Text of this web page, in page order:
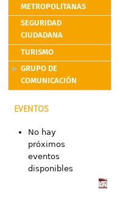
METROPOLITANAS
SEGURIDAD
CIUDADANA
TURISMO
GRUPO DE
COMUNICACIÓN
EVENTOS
No hay
próximos
eventos
disponibles